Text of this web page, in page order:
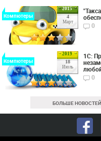
2015
4
Март
Компютеры
0
2019
18
Июль
Компютеры
1С:
0
БОЛЬШЕ НОВОСТЕЙ